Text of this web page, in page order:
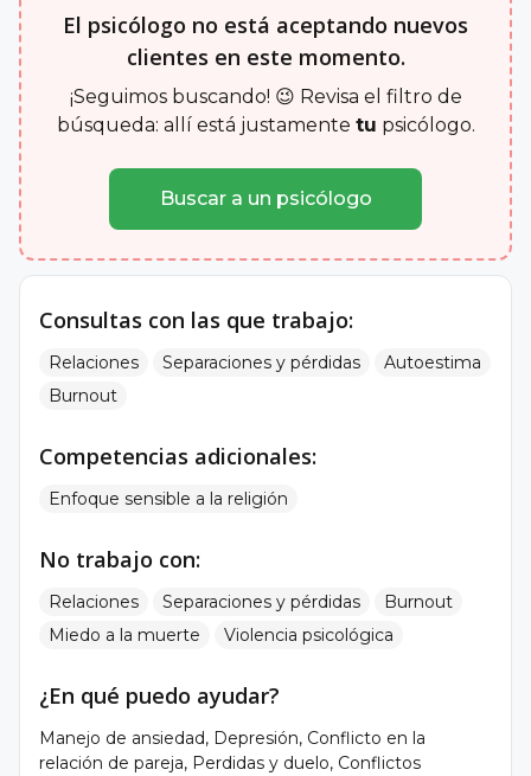
El psicólogo no está aceptando nuevos
clientes en este momento.
¡Seguimos buscando! 😉 Revisa el filtro de
búsqueda: allí está justamente tu psicólogo.
Buscar a un psicólogo
Consultas con las que trabajo:
Relaciones Separaciones y pérdidas
Autoestima
Burnout
Competencias adicionales:
Enfoque sensible a la religión
No trabajo con:
Relaciones Separaciones y pérdidas
Burnout
Miedo a la muerte
Violencia psicológica
¿En qué puedo ayudar?
Manejo de ansiedad, Depresión, Conflicto en la
relación de pareja, Perdidas y duelo, Conflictos